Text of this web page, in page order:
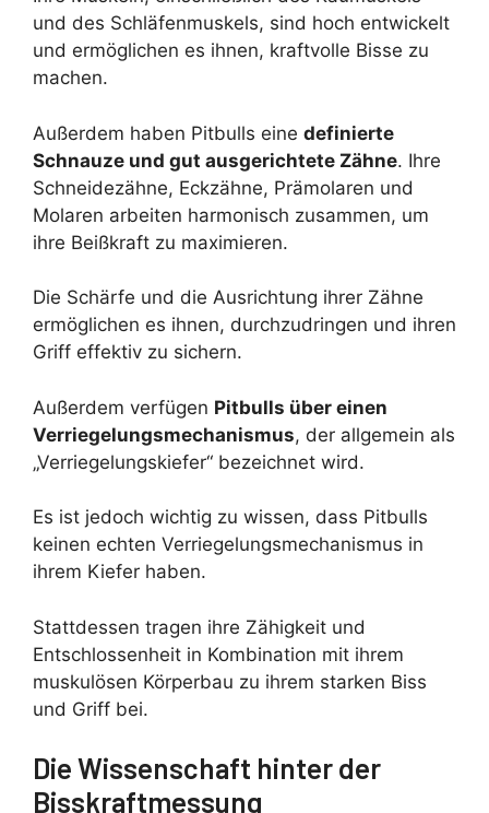
und des Schläfenmuskels, sind hoch entwickelt
und ermöglichen es ihnen, kraftvolle Bisse zu
machen.
Außerdem haben Pitbulls eine definierte
Schnauze und gut ausgerichtete Zähne. Ihre
Schneidezähne, Eckzähne, Prämolaren und
Molaren arbeiten harmonisch zusammen, um
ihre Beißkraft zu maximieren.
Die Schärfe und die Ausrichtung ihrer Zähne
ermöglichen es ihnen, durchzudringen und ihren
Griff effektiv zu sichern.
Außerdem verfügen Pitbulls über einen
Verriegelungsmechanismus, der allgemein als
„Verriegelungskiefer“ bezeichnet wird.
Es ist jedoch wichtig zu wissen, dass Pitbulls
keinen echten Verriegelungsmechanismus in
ihrem Kiefer haben.
Stattdessen tragen ihre Zähigkeit und
Entschlossenheit in Kombination mit ihrem
muskulösen Körperbau zu ihrem starken Biss
und Griff bei.
Die Wissenschaft hinter der
Bisskraftmessung